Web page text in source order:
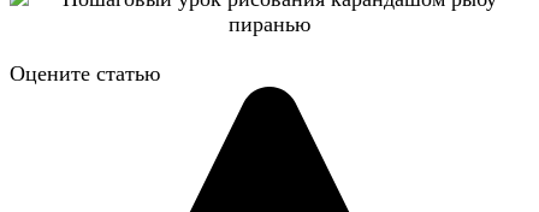
Оцените статью